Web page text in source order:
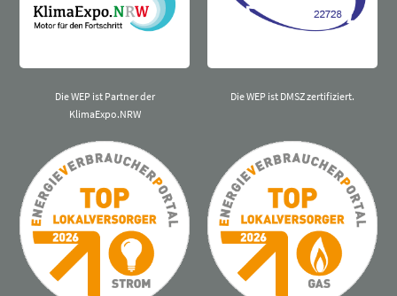
Die WEP ist Partner der
KlimaExpo.NRW
Die WEP ist DMSZ zertifiziert.